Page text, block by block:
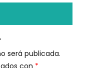
será publicada.